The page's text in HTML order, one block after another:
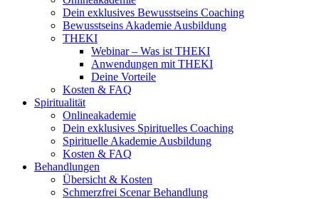
Dein exklusives Bewusstseins Coaching
Bewusstseins Akademie Ausbildung
THEKI
Webinar – Was ist THEKI
Anwendungen mit THEKI
Deine Vorteile
Kosten & FAQ
Spiritualität
Onlineakademie
Dein exklusives Spirituelles Coaching
Spirituelle Akademie Ausbildung
Kosten & FAQ
Behandlungen
Übersicht & Kosten
Schmerzfrei Scenar Behandlung